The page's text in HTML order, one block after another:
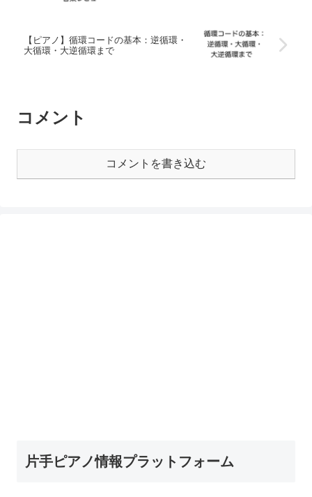
【ピアノ】循環コードの基本：逆循環・
大循環・大逆循環まで
コメント
コメントを書き込む
片手ピアノ情報プラットフォーム